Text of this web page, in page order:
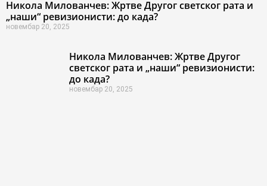
Никола Милованчев: Жртве Другог светског рата и
„наши“ ревизионисти: до када?
новембар 20, 2025
Никола Милованчев: Жртве Другог
светског рата и „наши“ ревизионисти:
до када?
новембар 20, 2025